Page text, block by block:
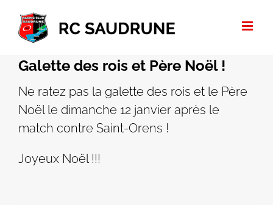
Passer
contenu
Galette des rois et Père Noël !
Ne ratez pas la galette des rois et le Père
Noël le dimanche 12 janvier après le
match contre Saint-Orens !
Joyeux Noël !!!